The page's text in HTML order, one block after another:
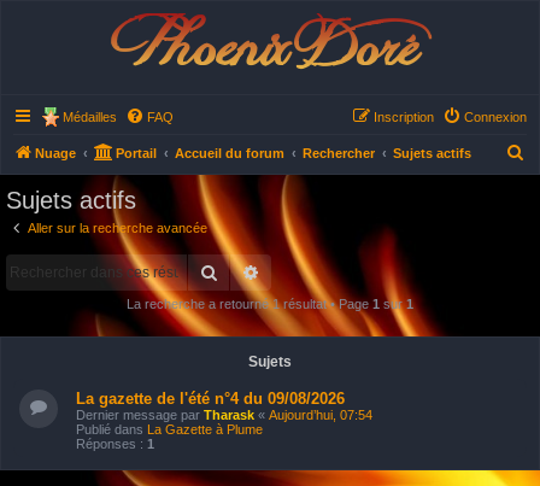
Phoenix Doré
Médailles FAQ Connexion
Inscription
Nuage Portail Accueil du forum Rechercher Sujets actifs
Sujets actifs
Aller sur la recherche avancée
Rechercher
Recherche avancée
La recherche a retourné 1 résultat • Page1 sur1
Sujets
La gazette de l'été n°4 du 09/08/2026
Dernier message par Tharask « Aujourd’hui, 07:54
Publié dans La Gazette à Plume
Réponses : 1